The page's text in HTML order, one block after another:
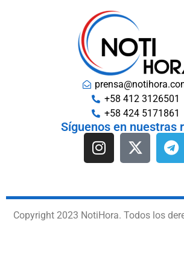
+58 412 3126501
+58 424 5171861
Síguenos en nuestras
Copyright 2023 NotiHora. Todos los